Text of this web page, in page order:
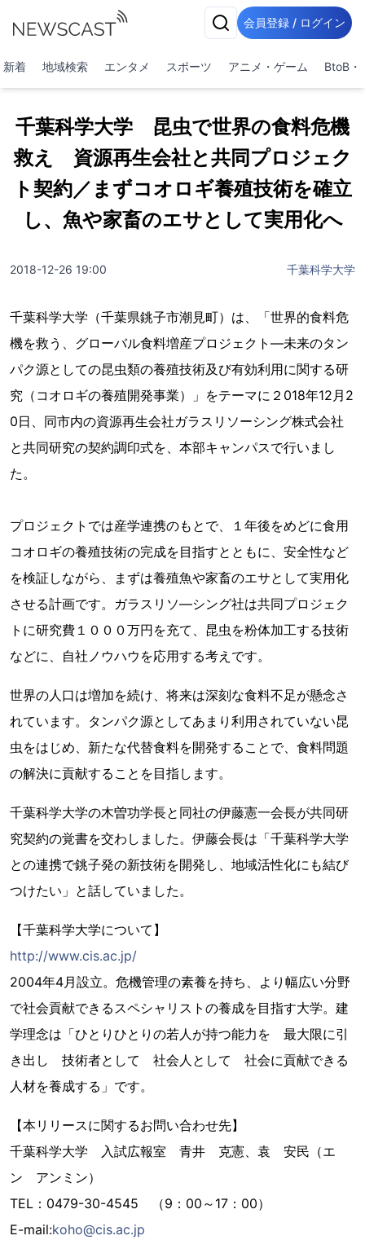
会員登録 / ログイン
新着 地域検索 エンタメ スポーツ アニメ・ゲーム BtoB・
千葉科学大学 昆虫で世界の食料危機
救え 資源再生会社と共同プロジェク
ト契約／まずコオロギ養殖技術を確立
し、魚や家畜のエサとして実用化へ
2018-12-26 19:00 千葉科学大学
千葉科学大学（千葉県銚子市潮見町）は、「世界的食料危
機を救う、グローバル食料増産プロジェクト―未来のタン
パク源としての昆虫類の養殖技術及び有効利用に関する研
究（コオロギの養殖開発事業）」をテーマに２018年12月2
0日、同市内の資源再生会社ガラスリソーシング株式会社
と共同研究の契約調印式を、本部キャンパスで行いまし
た。
プロジェクトでは産学連携のもとで、１年後をめどに食用
コオロギの養殖技術の完成を目指すとともに、安全性など
を検証しながら、まずは養殖魚や家畜のエサとして実用化
させる計画です。ガラスリソ―シング社は共同プロジェク
トに研究費１０００万円を充て、昆虫を粉体加工する技術
などに、自社ノウハウを応用する考えです。
世界の人口は増加を続け、将来は深刻な食料不足が懸念さ
れています。タンパク源としてあまり利用されていない昆
虫をはじめ、新たな代替食料を開発することで、食料問題
の解決に貢献することを目指します。
千葉科学大学の木曽功学長と同社の伊藤憲一会長が共同研
究契約の覚書を交わしました。伊藤会長は「千葉科学大学
との連携で銚子発の新技術を開発し、地域活性化にも結び
つけたい」と話していました。
【千葉科学大学について】
http://www.cis.ac.jp/
2004年4月設立。危機管理の素養を持ち、より幅広い分野
で社会貢献できるスペシャリストの養成を目指す大学。建
学理念は「ひとりひとりの若人が持つ能力を 最大限に引
き出し 技術者として 社会人として 社会に貢献できる
人材を養成する」です。
【本リリースに関するお問い合わせ先】
千葉科学大学 入試広報室 青井 克憲、袁 安民（エ
ン アンミン）
TEL：0479-30-4545 （9：00～17：00）
E-mail:koho@cis.ac.jp